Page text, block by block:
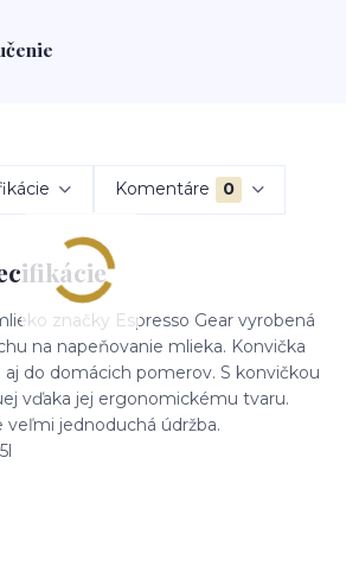
Komentáre 0
značky Espresso Gear vyrobená
na napeňovanie mlieka. Konvička
aj do domácich pomerov. S konvičkou
vďaka jej ergonomickému tvaru.
veľmi jednoduchá údržba.